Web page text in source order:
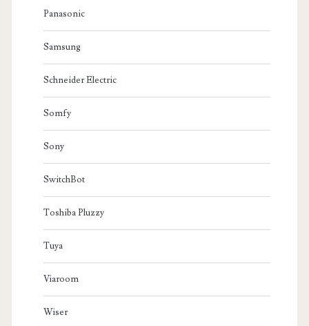
Panasonic
Samsung
Schneider Electric
Somfy
Sony
SwitchBot
Toshiba Pluzzy
Tuya
Viaroom
Wiser